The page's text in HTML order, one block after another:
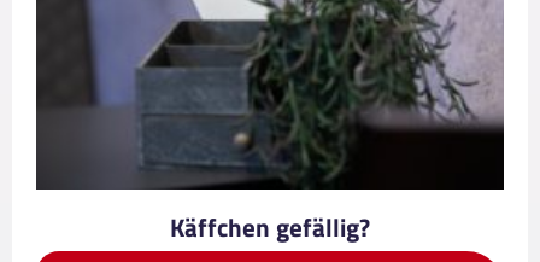
Käffchen gefällig?